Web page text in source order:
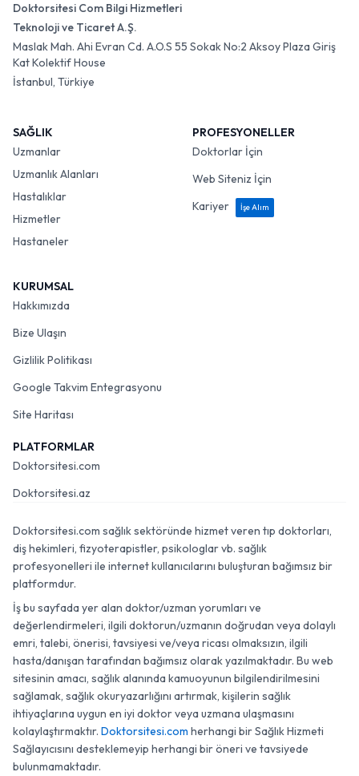
Doktorsitesi Com Bilgi Hizmetleri
Teknoloji ve Ticaret A.Ş.
Maslak Mah. Ahi Evran Cd. A.O.S 55 Sokak No:2 Aksoy Plaza Giriş
Kat Kolektif House
İstanbul, Türkiye
SAĞLIK
Uzmanlar
Uzmanlık Alanları
Hastalıklar
Hizmetler
Hastaneler
PROFESYONELLER
Doktorlar İçin
Web Siteniz İçin
Kariyer
İşe Alım
KURUMSAL
Hakkımızda
Bize Ulaşın
Gizlilik Politikası
Google Takvim Entegrasyonu
Site Haritası
PLATFORMLAR
Doktorsitesi.com
Doktorsitesi.az
Doktorsitesi.com sağlık sektöründe hizmet veren tıp doktorları,
diş hekimleri, fizyoterapistler, psikologlar vb. sağlık
profesyonelleri ile internet kullanıcılarını buluşturan bağımsız bir
platformdur.
İş bu sayfada yer alan doktor/uzman yorumları ve
değerlendirmeleri, ilgili doktorun/uzmanın doğrudan veya dolaylı
emri, talebi, önerisi, tavsiyesi ve/veya ricası olmaksızın, ilgili
hasta/danışan tarafından bağımsız olarak yazılmaktadır. Bu web
sitesinin amacı, sağlık alanında kamuoyunun bilgilendirilmesini
sağlamak, sağlık okuryazarlığını artırmak, kişilerin sağlık
ihtiyaçlarına uygun en iyi doktor veya uzmana ulaşmasını
kolaylaştırmaktır. Doktorsitesi.com herhangi bir Sağlık Hizmeti
Sağlayıcısını desteklemeyip herhangi bir öneri ve tavsiyede
bulunmamaktadır.